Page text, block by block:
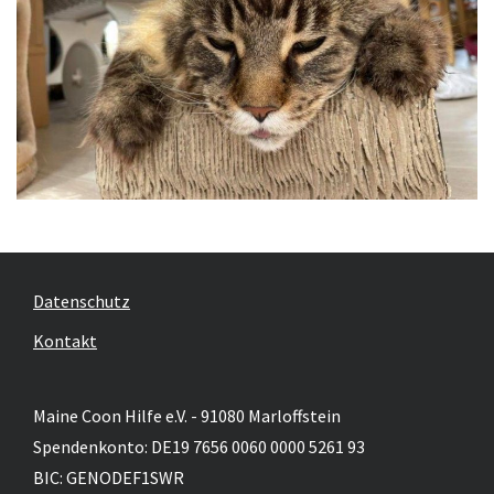
Datenschutz
Kontakt
Maine Coon Hilfe e.V. - 91080 Marloffstein
Spendenkonto: DE19 7656 0060 0000 5261 93
BIC: GENODEF1SWR